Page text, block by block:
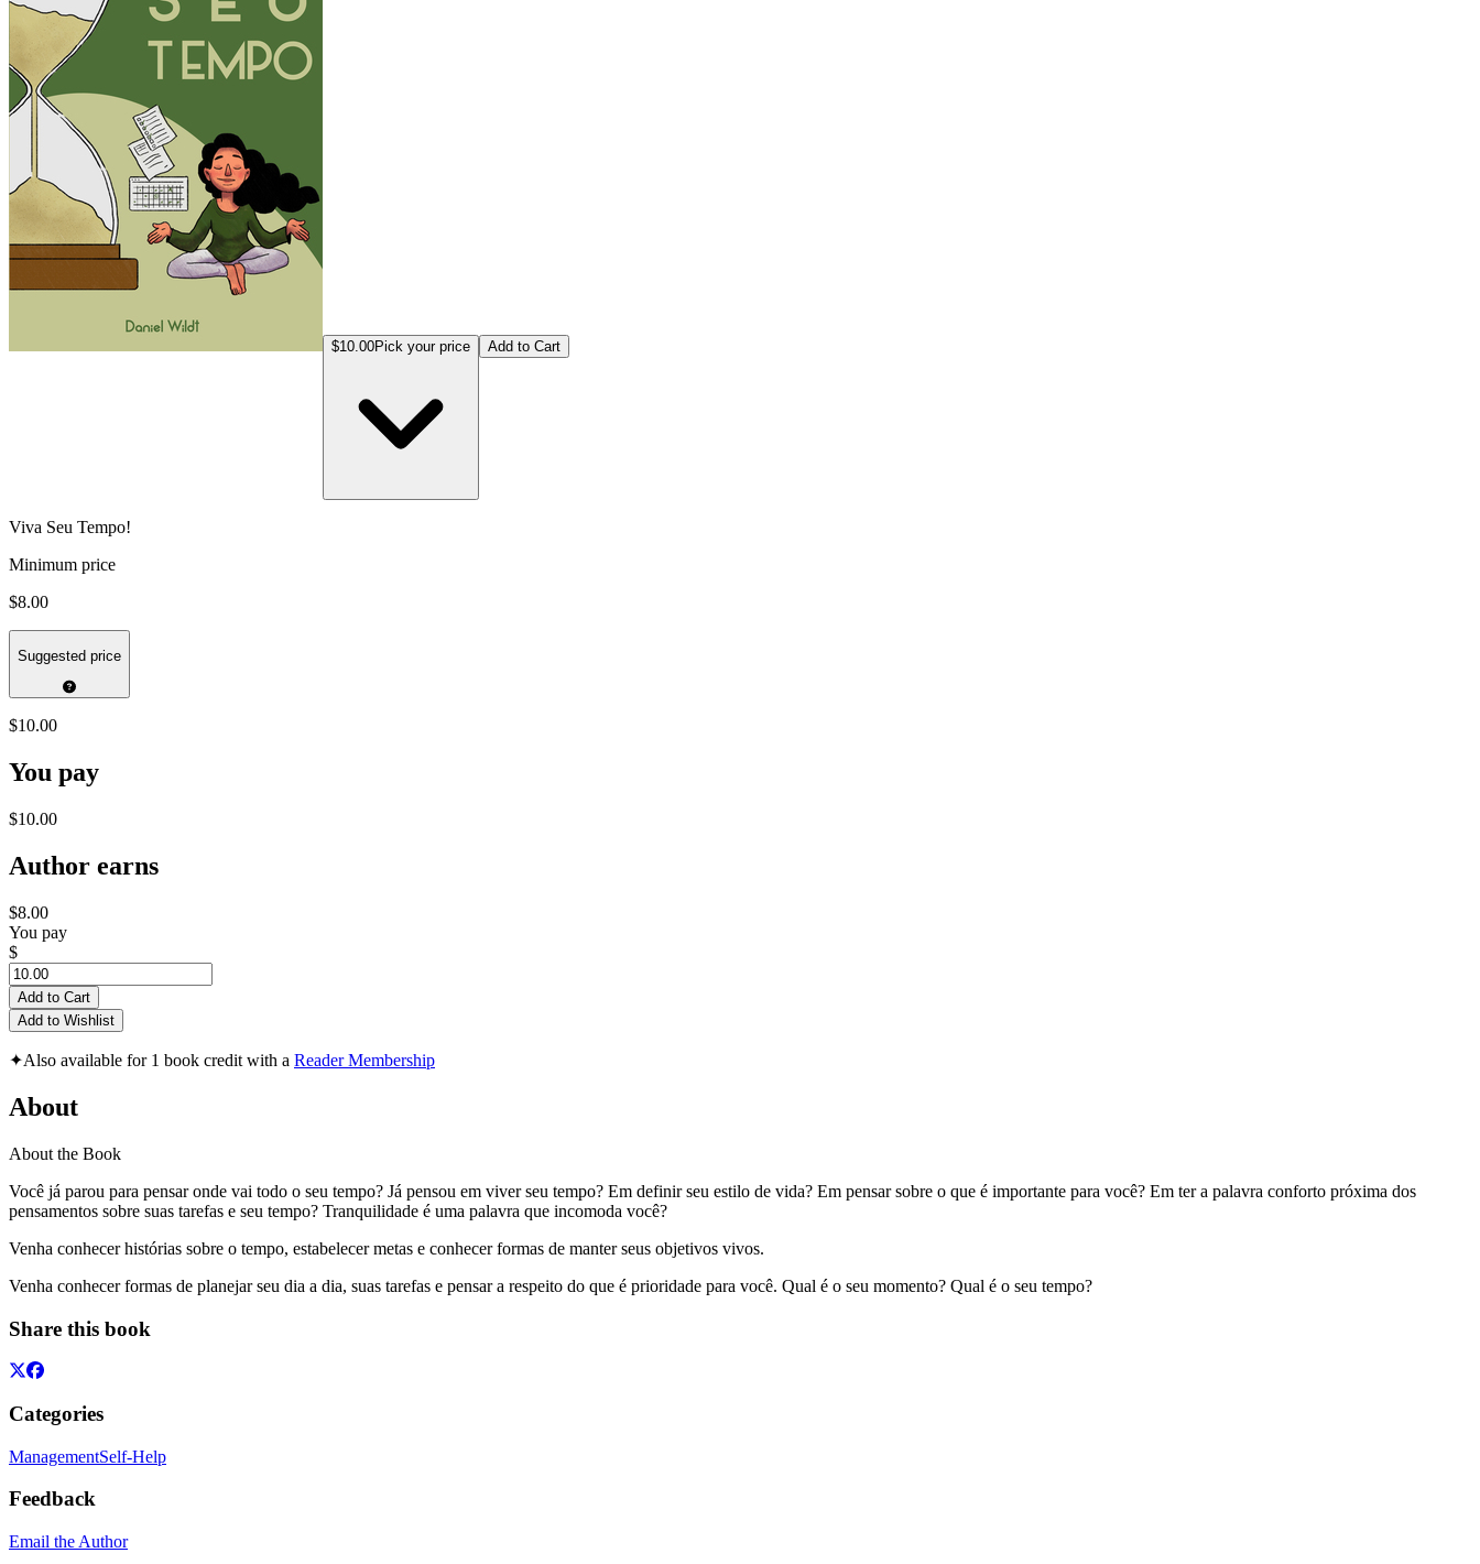
$10.00Pick your price Add to Cart
Viva Seu Tempo!
Minimum price
$8.00
Suggested price
$10.00
You pay
$10.00
Author earns
$8.00
You pay
$
Add to Cart
Add to Wishlist
✦Also available for 1 book credit with a Reader Membership
About
About the Book
Você já parou para pensar onde vai todo o seu tempo? Já pensou em viver seu tempo? Em definir seu estilo de vida? Em pensar sobre o que é importante para você? Em ter a palavra conforto próxima dos
pensamentos sobre suas tarefas e seu tempo? Tranquilidade é uma palavra que incomoda você?
Venha conhecer histórias sobre o tempo, estabelecer metas e conhecer formas de manter seus objetivos vivos.
Venha conhecer formas de planejar seu dia a dia, suas tarefas e pensar a respeito do que é prioridade para você. Qual é o seu momento? Qual é o seu tempo?
Share this book
Categories
ManagementSelf-Help
Feedback
Email the Author